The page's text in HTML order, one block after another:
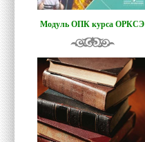
Модуль ОПК курса ОРКСЭ